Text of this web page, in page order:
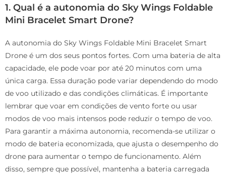
1. Qual é a autonomia do Sky Wings Foldable
Mini Bracelet Smart Drone?
A autonomia do Sky Wings Foldable Mini Bracelet Smart
Drone é um dos seus pontos fortes. Com uma bateria de alta
capacidade, ele pode voar por até 20 minutos com uma
única carga. Essa duração pode variar dependendo do modo
de voo utilizado e das condições climáticas. É importante
lembrar que voar em condições de vento forte ou usar
modos de voo mais intensos pode reduzir o tempo de voo.
Para garantir a máxima autonomia, recomenda-se utilizar o
modo de bateria economizada, que ajusta o desempenho do
drone para aumentar o tempo de funcionamento. Além
disso, sempre que possível, mantenha a bateria carregada